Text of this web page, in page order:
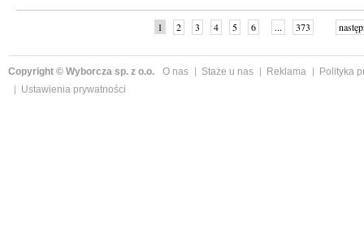
1 2 3 4 5 6 ... 373
Copyright © Wyborcza sp. z o.o. O nas Staże u nas Reklama
Polityka
Ustawienia prywatności